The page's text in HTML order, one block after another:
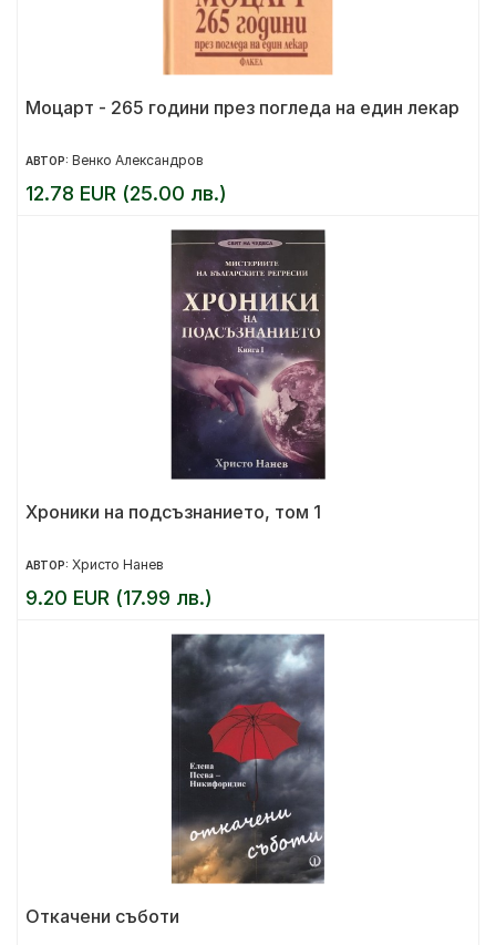
Моцарт - 265 години през погледа на един лекар
АВТОР: Венко Александров
12.78 EUR (25.00 лв.)
Хроники на подсъзнанието, том 1
АВТОР: Христо Нанев
9.20 EUR (17.99 лв.)
Откачени съботи